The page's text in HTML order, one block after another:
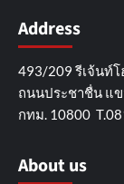
Address
493/209 รีเจ้นท์
ถนนประชาชื่น แข
กทม. 10800
About us